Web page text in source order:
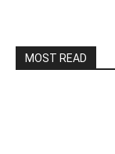
MOST READ